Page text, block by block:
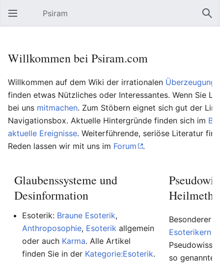
Hauptmenü öffnen Psiram
Willkommen bei Psiram.com
Willkommen auf dem Wiki der irrationalen
finden etwas Nützliches oder Interessantes. Wenn Sie
bei uns mitmachen. Zum Stöbern eignet sich gut der
Navigationsbox. Aktuelle Hintergründe finden sich im
aktuelle Ereignisse. Weiterführende, seriöse Literatur
Reden lassen wir mit uns im Forum .
Glaubenssysteme und
Desinformation
Esoterik: Braune Esoterik,
Anthroposophie, Esoterik allgemein
oder auch Karma. Alle Artikel
finden Sie in der Kategorie:Esoterik.
Besonderer
Esoterikern
so genannte